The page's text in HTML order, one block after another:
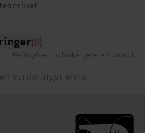
(0)
Betingelser for brukergenerert innhold
vurderinger ennå